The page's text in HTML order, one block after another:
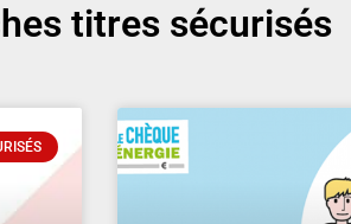
titres sécurisés